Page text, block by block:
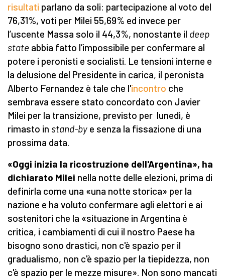
risultati parlano da soli: partecipazione al voto del
76,31%, voti per Milei 55,69% ed invece per
l’uscente Massa solo il 44,3%, nonostante il deep
state abbia fatto l’impossibile per confermare al
potere i peronisti e socialisti. Le tensioni interne e
la delusione del Presidente in carica, il peronista
Alberto Fernandez è tale che l'incontro che
sembrava essere stato concordato con Javier
Milei per la transizione, previsto per lunedì, è
rimasto in stand-by e senza la fissazione di una
prossima data.
«Oggi inizia la ricostruzione dell'Argentina», ha
dichiarato Milei nella notte delle elezioni, prima di
definirla come una «una notte storica» per la
nazione e ha voluto confermare agli elettori e ai
sostenitori che la «situazione in Argentina è
critica, i cambiamenti di cui il nostro Paese ha
bisogno sono drastici, non c'è spazio per il
gradualismo, non c'è spazio per la tiepidezza, non
c'è spazio per le mezze misure». Non sono mancati